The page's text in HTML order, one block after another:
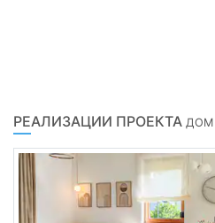
РЕАЛИЗАЦИИ ПРОЕКТА ДОМ